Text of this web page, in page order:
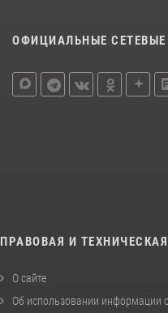
ОФИЦИАЛЬНЫЕ
ПРАВОВАЯ И
О сайте
Об использовании информации